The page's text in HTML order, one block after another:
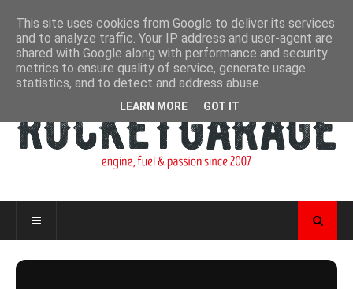
This site uses cookies from Google to deliver its services
and to analyze traffic. Your IP address and user-agent are
shared with Google along with performance and security
metrics to ensure quality of service, generate usage
statistics, and to detect and address abuse.
LEARN MORE GOT IT